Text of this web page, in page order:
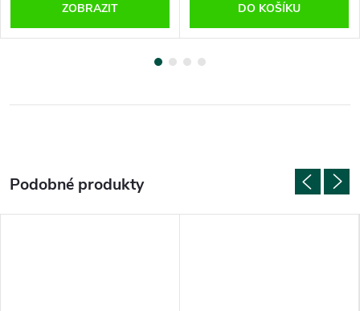
ZOBRAZIT DO KOŠÍKU